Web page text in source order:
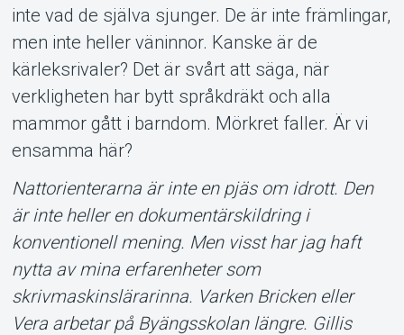
Om Tickster
inte vad de själva sjunger. De är inte främlingar,
men inte heller väninnor. Kanske är de
kärleksrivaler? Det är svårt att säga, när
verkligheten har bytt språkdräkt och alla
mammor gått i barndom. Mörkret faller. Är vi
ensamma här?
Nattorienterarna är inte en pjäs om idrott. Den
är inte heller en dokumentärskildring i
konventionell mening. Men visst har jag haft
nytta av mina erfarenheter som
skrivmaskinslärarinna. Varken Bricken eller
Vera arbetar på Byängsskolan längre. Gillis